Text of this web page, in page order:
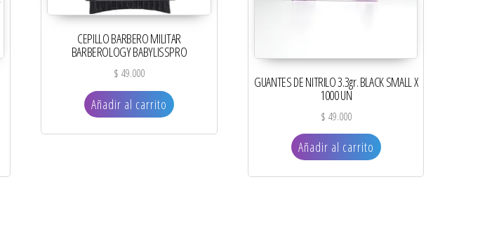
CEPILLO BARBERO MILITAR
BARBEROLOGY BABYLISSPRO
$ 49.000
Añadir al carrito
GUANTES DE NITRILO 3.3gr. BLACK SMALL X
1000 UN
$ 49.000
Añadir al carrito